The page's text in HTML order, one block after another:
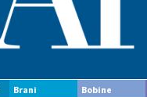
Brani Bobine